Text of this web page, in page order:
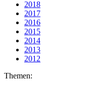
2018
2017
2016
2015
2014
2013
2012
Themen: